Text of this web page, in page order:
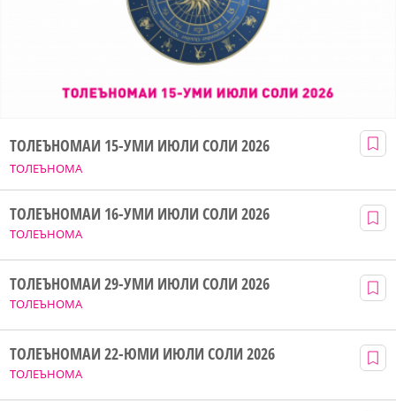
ТОЛЕЪНОМА
ТОЛЕЪНОМАИ 15-УМИ ИЮЛИ СОЛИ 2026
ТОЛЕЪНОМА
ТОЛЕЪНОМАИ 16-УМИ ИЮЛИ СОЛИ 2026
ТОЛЕЪНОМА
ТОЛЕЪНОМАИ 29-УМИ ИЮЛИ СОЛИ 2026
ТОЛЕЪНОМА
ТОЛЕЪНОМАИ 22-ЮМИ ИЮЛИ СОЛИ 2026